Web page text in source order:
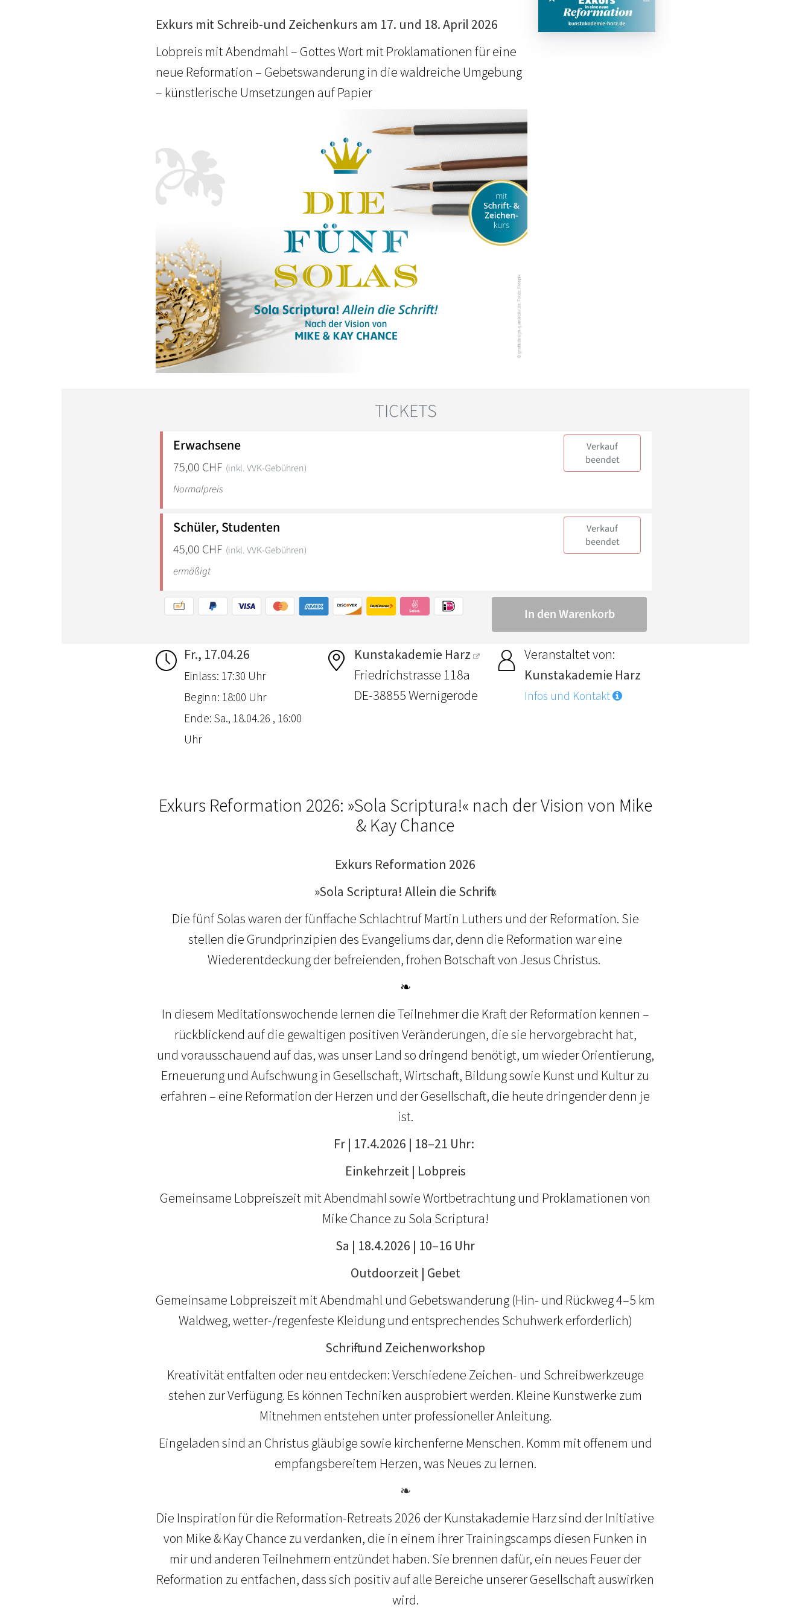
Exkurs mit Schreib-und Zeichenkurs am 17. und 18. April 2026
Lobpreis mit Abendmahl – Gottes Wort mit Proklamationen für eine
neue Reformation – Gebetswanderung in die waldreiche Umgebung
– künstlerische Umsetzungen auf Papier
Fr., 17.04.26
Einlass: 17:30 Uhr
Beginn: 18:00 Uhr
Ende: Sa., 18.04.26 , 16:00
Uhr
Kunstakademie Harz
Friedrichstrasse 118a
DE-38855 Wernigerode
Veranstaltet von:
Kunstakademie Harz
Infos und Kontakt
Exkurs Reformation 2026: »Sola Scriptura!« nach der Vision von Mike
& Kay Chance
Exkurs Reformation 2026
»Sola Scriptura! Allein die Schrift!«
Die fünf Solas waren der fünffache Schlachtruf Martin Luthers und der Reformation. Sie
stellen die Grundprinzipien des Evangeliums dar, denn die Reformation war eine
Wiederentdeckung der befreienden, frohen Botschaft von Jesus Christus.
❧
In diesem Meditationswochende lernen die Teilnehmer die Kraft der Reformation kennen –
rückblickend auf die gewaltigen positiven Veränderungen, die sie hervorgebracht hat,
und vorausschauend auf das, was unser Land so dringend benötigt, um wieder Orientierung,
Erneuerung und Aufschwung in Gesellschaft, Wirtschaft, Bildung sowie Kunst und Kultur zu
erfahren – eine Reformation der Herzen und der Gesellschaft, die heute dringender denn je
ist.
Fr | 17.4.2026 | 18–21 Uhr:
Einkehrzeit | Lobpreis
Gemeinsame Lobpreiszeit mit Abendmahl sowie Wortbetrachtung und Proklamationen von
Mike Chance zu Sola Scriptura!
Sa | 18.4.2026 | 10–16 Uhr
Outdoorzeit | Gebet
Gemeinsame Lobpreiszeit mit Abendmahl und Gebetswanderung (Hin- und Rückweg 4–5 km
Waldweg, wetter-/regenfeste Kleidung und entsprechendes Schuhwerk erforderlich)
Schrift- und Zeichenworkshop
Kreativität entfalten oder neu entdecken: Verschiedene Zeichen- und Schreibwerkzeuge
stehen zur Verfügung. Es können Techniken ausprobiert werden. Kleine Kunstwerke zum
Mitnehmen entstehen unter professioneller Anleitung.
Eingeladen sind an Christus gläubige sowie kirchenferne Menschen. Komm mit offenem und
empfangsbereitem Herzen, was Neues zu lernen.
❧
Die Inspiration für die Reformation-Retreats 2026 der Kunstakademie Harz sind der Initiative
von Mike & Kay Chance zu verdanken, die in einem ihrer Trainingscamps diesen Funken in
mir und anderen Teilnehmern entzündet haben. Sie brennen dafür, ein neues Feuer der
Reformation zu entfachen, dass sich positiv auf alle Bereiche unserer Gesellschaft auswirken
wird.